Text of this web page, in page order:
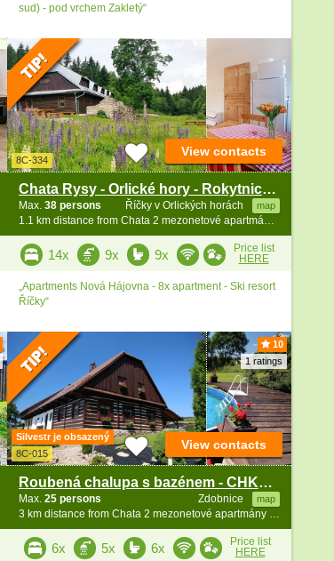
sud) - pod vrchem Zakletý“
8C-334
Chata Rysy - Orlické hory - Rokytnice - Deštná
Říčky v Orlických horách map
Max. 38 persons
1.1 km distance from Chata 2 mezonetové apartmány - Zakletý
View contacts
14x 9x 9x
Price list
HERE
„Apartments Nová Hájovna - 8x apartment - Ski resort
Říčky“
10
1 ratings
Silvestr je obsazený
8C-015
Roubená chalupa s bazénem - CHKO Orlické hory
Zdobnice map
Max. 25 persons
3 km distance from Chata 2 mezonetové apartmány - Zakletý
View contacts
6x 5x 6x
Price list
HERE